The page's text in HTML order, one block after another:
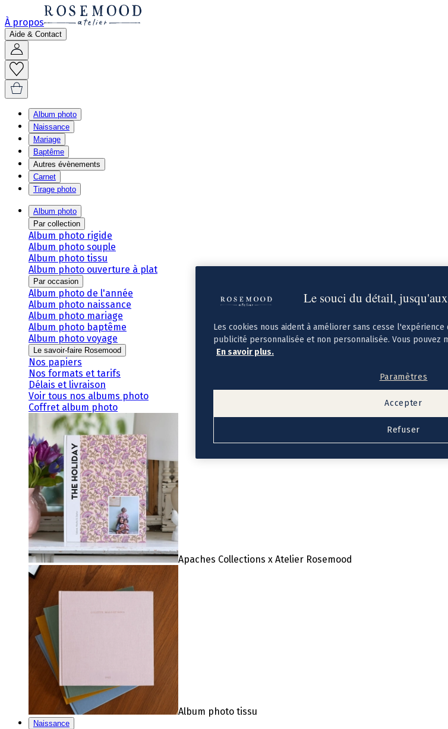
À propos
Aide & Contact
Album photo
Naissance
Mariage
Baptême
Autres évènements
Carnet
Tirage photo
Album photo
Par collection
Album photo rigide
Album photo souple
Album photo tissu
Album photo ouverture à plat
Par occasion
Album photo de l'année
Album photo naissance
Album photo mariage
Album photo baptême
Album photo voyage
Le savoir-faire Rosemood
Nos papiers
Nos formats et tarifs
Délais et livraison
Voir tous nos albums photo
Coffret album photo
Apaches Collections x Atelier Rosemood
Album photo tissu
Naissance
Le souci du détail,
Les cookies nous aident à améliorer sans cesse
publicité personnalisée et non personnalisée. Vous pouvez
En savoir plus.
Paramètres
Refuser
Accepter